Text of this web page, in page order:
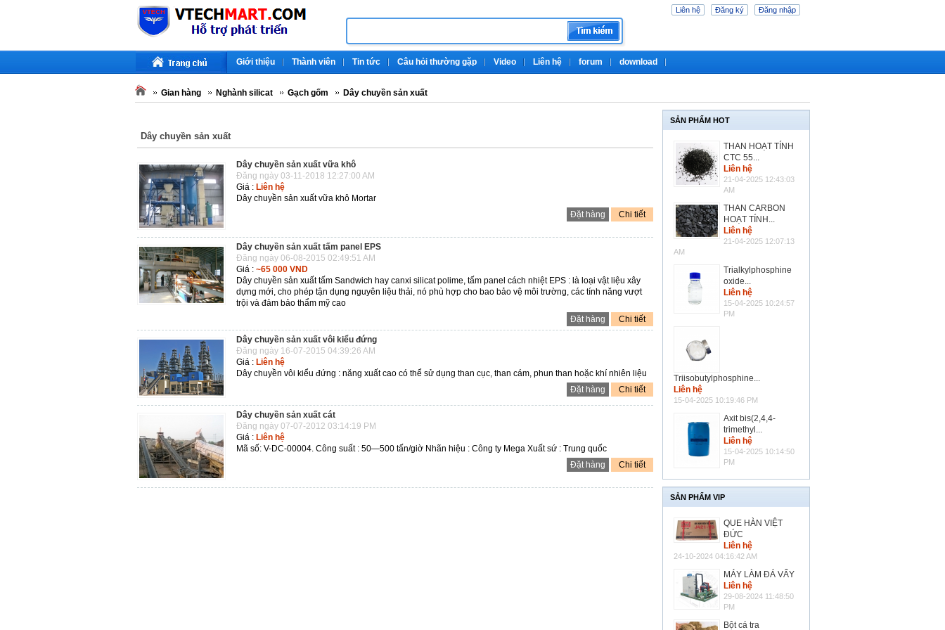
Liên hệ Đăng ký Đăng nhập
Giới thiệu Thành viên Tin tức Câu hỏi thường gặp Video Liên hệ forum download
Gian hàng Nghành silicat Gạch gốm Dây chuyền sản xuất
Dây chuyền sản xuất
Dây chuyền sản xuất vữa khô
Đăng ngày 03-11-2018 12:27:00 AM
Giá : Liên hệ
Dây chuyền sản xuất vữa khô Mortar
Đặt hàng
Chi tiết
Dây chuyền sản xuất tấm panel EPS
Đăng ngày 06-08-2015 02:49:51 AM
Giá : ~65 000 VND
Dây chuyền sản xuất tấm Sandwich hay canxi silicat polime, tấm panel cách nhiệt EPS : là loại vật liệu xây
dựng mới, cho phép tận dụng nguyên liệu thải, nó phù hợp cho bao bảo vệ môi trường, các tính năng vượt
trội và đảm bảo thẩm mỹ cao
Đặt hàng
Chi tiết
Dây chuyền sản xuất vôi kiểu đứng
Đăng ngày 16-07-2015 04:39:26 AM
Giá : Liên hệ
Dây chuyền vôi kiểu đứng : năng xuất cao có thể sử dụng than cục, than cám, phun than hoặc khí nhiên liệu
Đặt hàng
Chi tiết
Dây chuyền sản xuất cát
Đăng ngày 07-07-2012 03:14:19 PM
Giá : Liên hệ
Mã số: V-DC-00004. Công suất : 50—500 tấn/giờ Nhãn hiệu : Công ty Mega Xuất sứ : Trung quốc
Đặt hàng
Chi tiết
SẢN PHẨM HOT
THAN HOẠT TÍNH
CTC 55...
Liên hệ
21-04-2025 12:43:03
AM
THAN CARBON
HOẠT TÍNH...
Liên hệ
21-04-2025 12:07:13
AM
Trialkylphosphine
oxide...
Liên hệ
15-04-2025 10:24:57
PM
Triisobutylphosphine...
Liên hệ
15-04-2025 10:19:46 PM
Axit bis(2,4,4-
trimethyl...
Liên hệ
15-04-2025 10:14:50
PM
SẢN PHẨM VIP
QUE HÀN VIỆT
ĐỨC
Liên hệ
24-10-2024 04:16:42 AM
MÁY LÀM ĐÁ VẨY
Liên hệ
29-08-2024 11:48:50
PM
Bột cá tra